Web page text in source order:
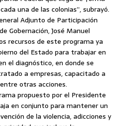
una de las colonias”, subrayó.
Adjunto de Participación
Gobernación, José Manuel
recursos de este programa ya
del Estado para trabajar en
el diagnóstico, en donde se
a empresas, capacitado a
otras acciones.
propuesto por el Presidente
en conjunto para mantener un
de la violencia, adicciones y